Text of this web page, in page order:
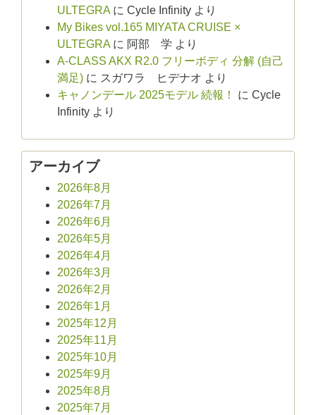
ULTEGRA に Cycle Infinity より
My Bikes vol.165 MIYATA CRUISE ×
ULTEGRA に 阿部 学 より
A-CLASS AKX R2.0 フリーボディ 分解 (自己
満足) に スガワラ ヒデナオ より
キャノンデール 2025モデル 続報！
に Cycle
Infinity より
アーカイブ
2026年8月
2026年7月
2026年6月
2026年5月
2026年4月
2026年3月
2026年2月
2026年1月
2025年12月
2025年11月
2025年10月
2025年9月
2025年8月
2025年7月